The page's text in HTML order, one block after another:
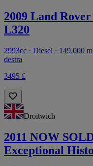
2009 Land
L320
2993cc · Diesel · 149.000
destra
3495 £
Droitwich
2011 NOW
Exceptional